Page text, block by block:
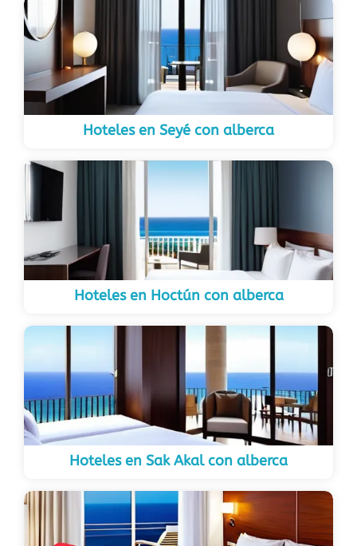
Hoteles en Seyé con alberca
Hoteles en Hoctún con alberca
Hoteles en Sak Akal con alberca